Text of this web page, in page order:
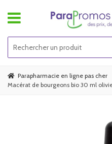
Parapharmacie en ligne pas cher
Macérat de bourgeons bio 30 ml